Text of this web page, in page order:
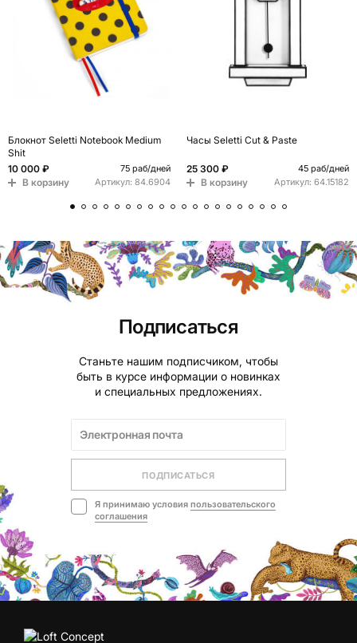
Блокнот Seletti Notebook Medium
Shit
10 000 ₽
75 раб/дней
В корзину Артикул: 84.6904
Часы Seletti Cut & Paste
25 300 ₽ 45 раб/дней
В корзину Артикул: 64.15182
Подписаться
Станьте нашим подписчиком, чтобы
быть в курсе информации о новинках
и специальных предложениях.
ПОДПИСАТЬСЯ
Я принимаю условия пользовательского
соглашения